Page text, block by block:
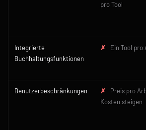
pro Tool
Integrierte
Buchhaltungsfunktionen
✗ Ein Tool pro
Benutzerbeschränkungen ✗
Preis pro
Kosten steigen